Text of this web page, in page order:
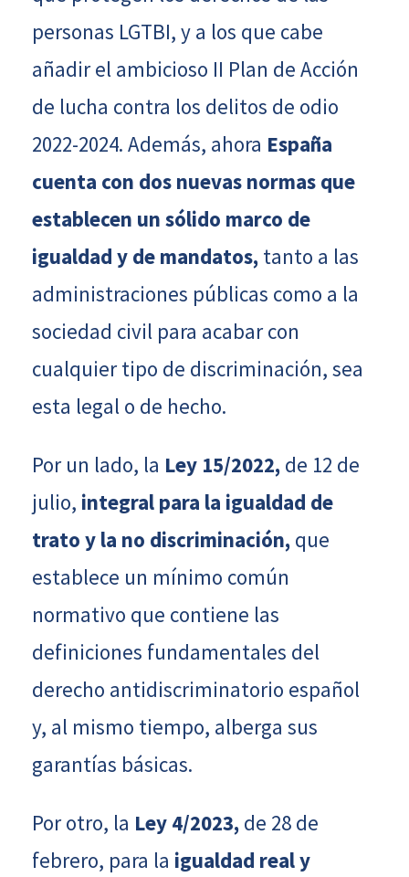
personas LGTBI, y a los que cabe
añadir el ambicioso II Plan de Acción
de lucha contra los delitos de odio
2022-2024. Además, ahora España
cuenta con dos nuevas normas que
establecen un sólido marco de
igualdad y de mandatos, tanto a las
administraciones públicas como a la
sociedad civil para acabar con
cualquier tipo de discriminación, sea
esta legal o de hecho.
Por un lado, la Ley 15/2022, de 12 de
julio, integral para la igualdad de
trato y la no discriminación, que
establece un mínimo común
normativo que contiene las
definiciones fundamentales del
derecho antidiscriminatorio español
y, al mismo tiempo, alberga sus
garantías básicas.
Por otro, la Ley 4/2023, de 28 de
febrero, para la igualdad real y